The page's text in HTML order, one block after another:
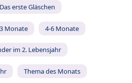
Das erste Gläschen
Monate 4-6 Monate
im 2. Lebensjahr
Thema des Monats